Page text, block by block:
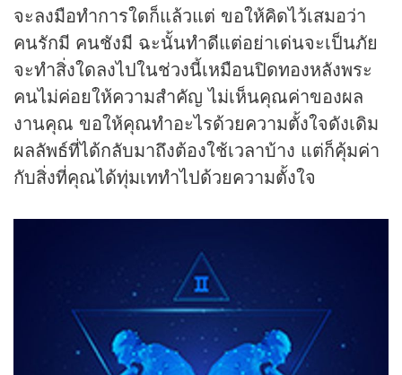
จะลงมือทำการใดก็แล้วแต่ ขอให้คิดไว้เสมอว่า
คนรักมี คนชังมี ฉะนั้นทำดีแต่อย่าเด่นจะเป็นภัย
จะทำสิ่งใดลงไปในช่วงนี้เหมือนปิดทองหลังพระ
คนไม่ค่อยให้ความสำคัญ ไม่เห็นคุณค่าของผล
งานคุณ ขอให้คุณทำอะไรด้วยความตั้งใจดังเดิม
ผลลัพธ์ที่ได้กลับมาถึงต้องใช้เวลาบ้าง แต่ก็คุ้มค่า
กับสิ่งที่คุณได้ทุ่มเททำไปด้วยความตั้งใจ